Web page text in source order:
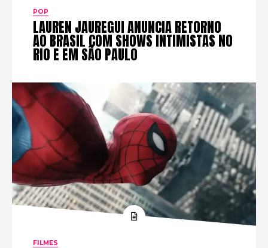
POP
LAUREN JAUREGUI ANUNCIA RETORNO
AO BRASIL COM SHOWS INTIMISTAS NO
RIO E EM SÃO PAULO
FILMES